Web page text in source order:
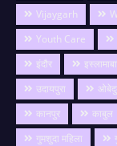
Vijaygarh
Youth Care
इंदौर
उदायपुरा
कानपुर
काबुल
गुमशुदा महिला